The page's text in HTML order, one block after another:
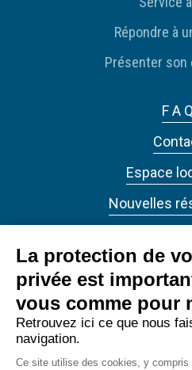
Répondre à
Présenter son
F A Q
Espace
Nouvelles
ANTIN RÉSIDENCES
La protection de
privée est
vous comme pour
Retrouvez ici ce que nous
navigation.
Ce site utilise des cookies, y compris